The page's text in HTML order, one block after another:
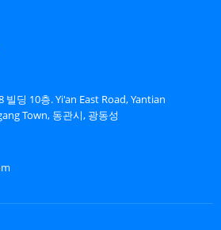
빌딩 10층. Yi'an East Road, Yantian
Town, 동관시, 광동성